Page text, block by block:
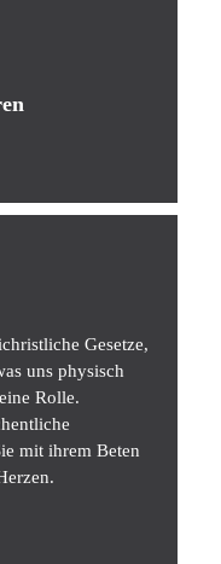
Gesetze,
uns physisch
Rolle.
mit ihrem Beten